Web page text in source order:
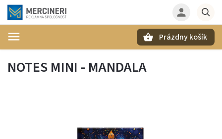
Prázdny košík
NOTES MINI - MANDALA